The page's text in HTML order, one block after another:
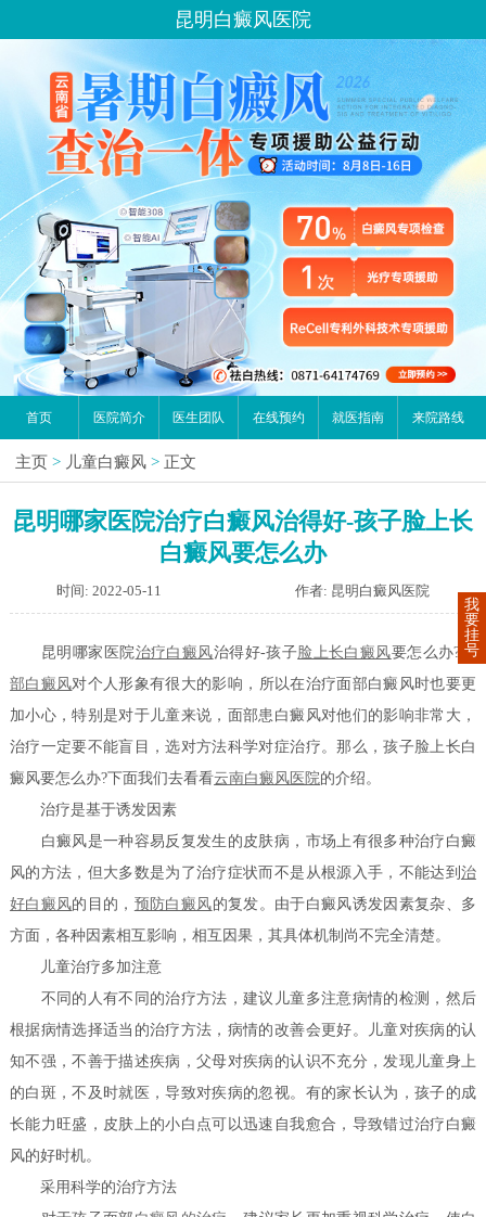
昆明白癜风医院
首页 医院简介 医生团队 在线预约 就医指南 来院路线
主页 > 儿童白癜风 > 正文
昆明哪家医院治疗白癜风治得好-孩子脸上长
白癜风要怎么办
时间: 2022-05-11 作者: 昆明白癜风医院
昆明哪家医院治疗白癜风治得好-孩子脸上长白癜风要怎么办? 面
部白癜风对个人形象有很大的影响，所以在治疗面部白癜风时也要更
加小心，特别是对于儿童来说，面部患白癜风对他们的影响非常大，
治疗一定要不能盲目，选对方法科学对症治疗。那么，孩子脸上长白
癜风要怎么办?下面我们去看看云南白癜风医院的介绍。
治疗是基于诱发因素
白癜风是一种容易反复发生的皮肤病，市场上有很多种治疗白癜
风的方法，但大多数是为了治疗症状而不是从根源入手，不能达到 治
好白癜风的目的， 预防白癜风的复发。由于白癜风诱发因素复杂、多
方面，各种因素相互影响，相互因果，其具体机制尚不完全清楚。
儿童治疗多加注意
不同的人有不同的治疗方法，建议儿童多注意病情的检测，然后
根据病情选择适当的治疗方法，病情的改善会更好。儿童对疾病的认
知不强，不善于描述疾病，父母对疾病的认识不充分，发现儿童身上
的白斑，不及时就医，导致对疾病的忽视。有的家长认为，孩子的成
长能力旺盛，皮肤上的小白点可以迅速自我愈合，导致错过治疗白癜
风的好时机。
采用科学的治疗方法
我
要
挂
号